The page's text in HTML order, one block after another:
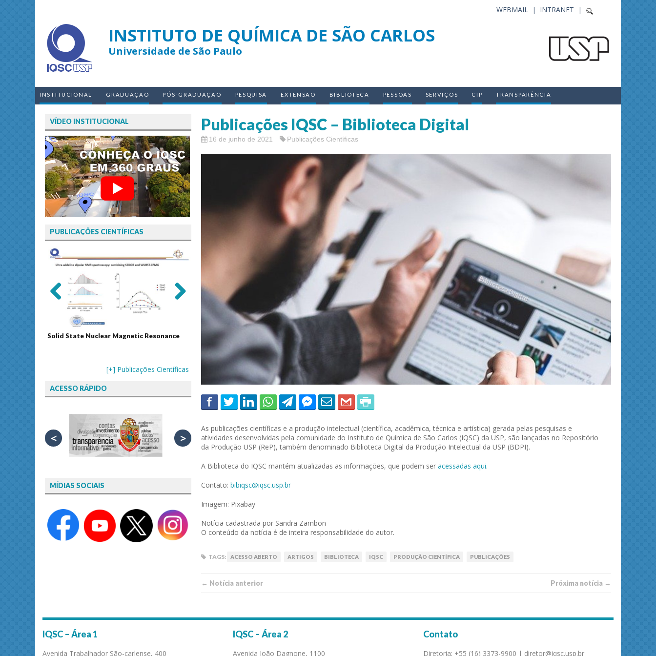
INTRANET |
WEBMAIL |
INSTITUTO DE QUÍMICA DE SÃO CARLOS
Universidade de São Paulo
INSTITUCIONAL GRADUAÇÃO PÓS-GRADUAÇÃO PESQUISA EXTENSÃO BIBLIOTECA PESSOAS SERVIÇOS CIP TRANSPARÊNCIA
Publicações IQSC – Biblioteca Digital
16 de junho de 2021 Publicações Científicas
As publicações científicas e a produção intelectual (científica, acadêmica, técnica e artística) gerada pelas pesquisas e
atividades desenvolvidas pela comunidade do Instituto de Química de São Carlos (IQSC) da USP, são lançadas no Repositório
da Produção USP (ReP), também denominado Biblioteca Digital da Produção Intelectual da USP (BDPI).
A Biblioteca do IQSC mantém atualizadas as informações, que podem ser acessadas aqui.
Contato: bibiqsc@iqsc.usp.br
Imagem: Pixabay
Notícia cadastrada por Sandra Zambon
O conteúdo da notícia é de inteira responsabilidade do autor.
TAGS: ACESSO ABERTO ARTIGOS BIBLIOTECA IQSC PRODUÇÃO CIENTÍFICA PUBLICAÇÕES
← Notí­cia anterior Próxima notí­­cia →
VÍDEO INSTITUCIONAL
PUBLICAÇÕES CIENTÍFICAS
Solid State Nuclear Magnetic Resonance Journal of Separation Science
Sustainable Energy Technologies and
Assessments
Journal of Molecular Liquids
[+] Publicações Científicas
ACESSO RÁPIDO
< >
MÍDIAS SOCIAIS
IQSC – Área 1
Avenida Trabalhador São-carlense, 400
IQSC – Área 2
Avenida João Dagnone, 1100
Contato
Diretoria: +55 (16) 3373-9900 | diretor@iqsc.usp.br